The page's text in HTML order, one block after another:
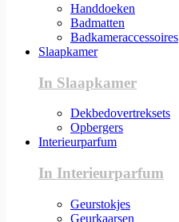
Handdoeken
Badmatten
Badkameraccessoires
Slaapkamer
In Slaapkamer
Dekbedovertreksets
Opbergers
Interieurparfum
In Interieurparfum
Geurstokjes
Geurkaarsen